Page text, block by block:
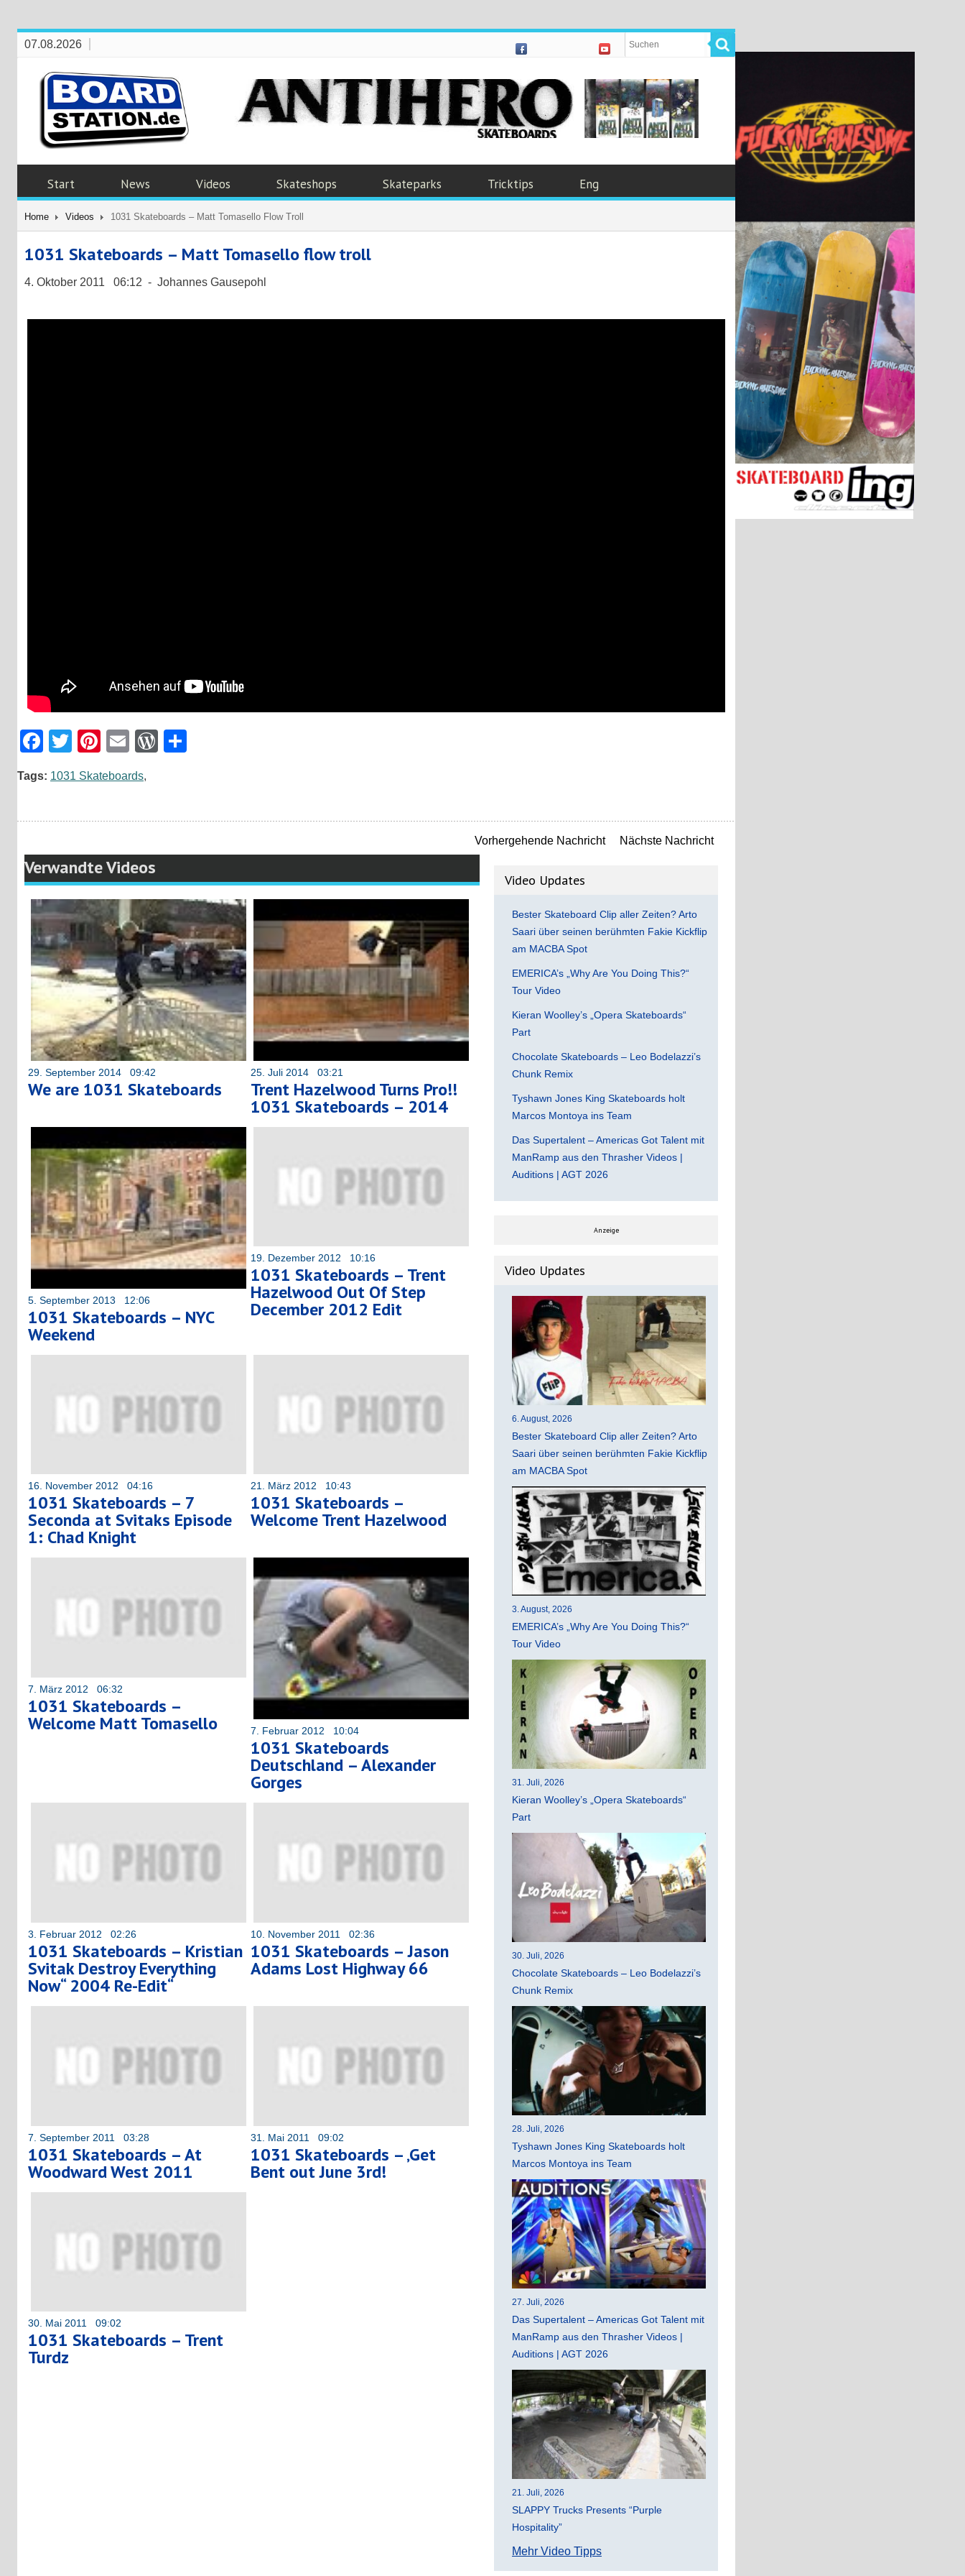
07.08.2026
Start News Videos Skateshops Skateparks Tricktips Eng
Home Videos 1031 Skateboards – Matt Tomasello Flow Troll
1031 Skateboards – Matt Tomasello flow troll
4. Oktober 2011 06:12 - Johannes Gausepohl
Facebook
Twitter
Pinterest
EmailWordPress
Tags: 1031 Skateboards,
Vorhergehende Nachricht Nächste Nachricht
Verwandte Videos
29. September 2014 09:42
We are 1031 Skateboards
25. Juli 2014 03:21
Trent Hazelwood Turns Pro!!
1031 Skateboards – 2014
5. September 2013 12:06
1031 Skateboards – NYC
Weekend
19. Dezember 2012 10:16
1031 Skateboards – Trent
Hazelwood Out Of Step
December 2012 Edit
16. November 2012 04:16
1031 Skateboards – 7
Seconda at Svitaks Episode
1: Chad Knight
21. März 2012 10:43
1031 Skateboards –
Welcome Trent Hazelwood
7. März 2012 06:32
1031 Skateboards –
Welcome Matt Tomasello 7. Februar 2012 10:04
1031 Skateboards
Deutschland – Alexander
Gorges
3. Februar 2012 02:26
1031 Skateboards – Kristian
Svitak Destroy Everything
Now“ 2004 Re-Edit“
10. November 2011 02:36
1031 Skateboards – Jason
Adams Lost Highway 66
7. September 2011 03:28
1031 Skateboards – At
Woodward West 2011
31. Mai 2011 09:02
1031 Skateboards – ‚Get
Bent out June 3rd!
30. Mai 2011 09:02
1031 Skateboards – Trent
Turdz
Video Updates
Bester Skateboard Clip aller Zeiten? Arto
Saari über seinen berühmten Fakie Kickflip
am MACBA Spot
EMERICA’s „Why Are You Doing This?“
Tour Video
Kieran Woolley’s „Opera Skateboards“
Part
Chocolate Skateboards – Leo Bodelazzi’s
Chunk Remix
Tyshawn Jones King Skateboards holt
Marcos Montoya ins Team
Das Supertalent – Americas Got Talent mit
ManRamp aus den Thrasher Videos |
Auditions | AGT 2026
Anzeige
Video Updates
6. August, 2026
Bester Skateboard Clip aller Zeiten? Arto
Saari über seinen berühmten Fakie Kickflip
am MACBA Spot
3. August, 2026
EMERICA’s „Why Are You Doing This?“
Tour Video
31. Juli, 2026
Kieran Woolley’s „Opera Skateboards“
Part
30. Juli, 2026
Chocolate Skateboards – Leo Bodelazzi’s
Chunk Remix
28. Juli, 2026
Tyshawn Jones King Skateboards holt
Marcos Montoya ins Team
27. Juli, 2026
Das Supertalent – Americas Got Talent mit
ManRamp aus den Thrasher Videos |
Auditions | AGT 2026
21. Juli, 2026
SLAPPY Trucks Presents “Purple
Hospitality”
Mehr Video Tipps